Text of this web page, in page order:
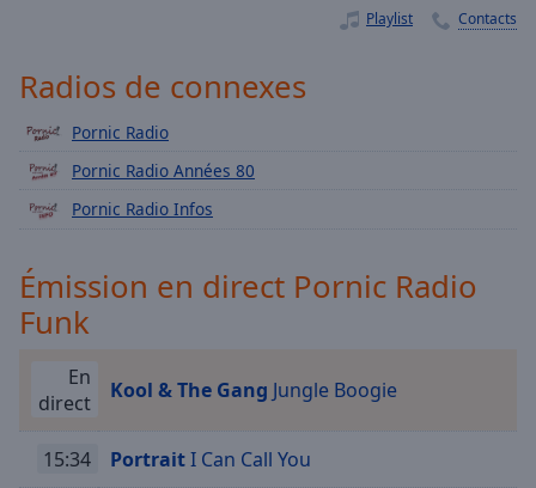
Playback
Chapters
Chapters
descriptions
off
Subtitles
settings,
Playlist Contacts
Radios de connexes
Pornic Radio
Pornic Radio Années 80
Pornic Radio Infos
Émission en direct Pornic Radio
Funk
En
direct
Kool & The Gang Jungle Boogie
15:34 PortraitI Can Call You